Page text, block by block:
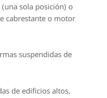
(una sola posición) o
cabrestante o motor
suspendidas de
de edificios altos,